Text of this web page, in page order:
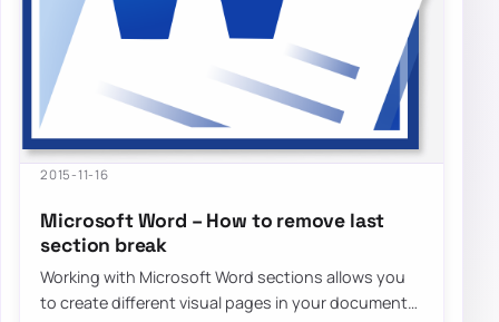
2015-11-16
Microsoft Word – How to remove last
section break
Working with Microsoft Word sections allows you
to create different visual pages in your document